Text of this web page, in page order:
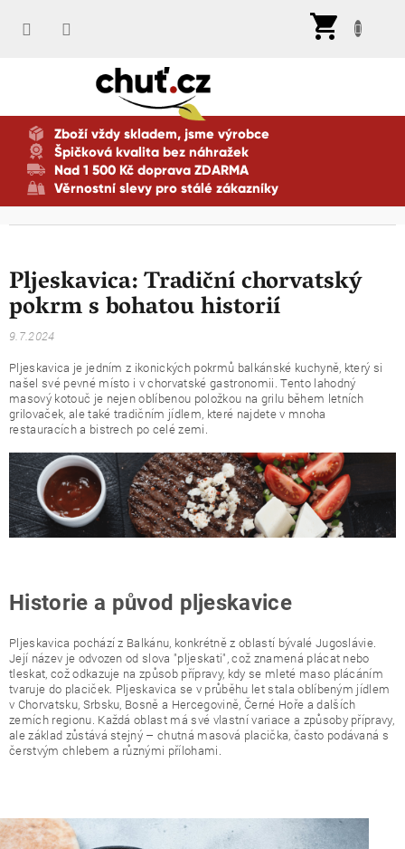
Zboží vždy skladem, jsme výrobce
Špičková kvalita bez náhražek
Nad 1 500 Kč doprava ZDARMA
Věrnostní slevy pro stálé zákazníky
Pljeskavica: Tradiční chorvatský
pokrm s bohatou historií
9.7.2024
Pljeskavica je jedním z ikonických pokrmů balkánské kuchyně, který si
našel své pevné místo i v chorvatské gastronomii. Tento lahodný
masový kotouč je nejen oblíbenou položkou na grilu během letních
grilovaček, ale také tradičním jídlem, které najdete v mnoha
restauracích a bistrech po celé zemi.
Historie a původ pljeskavice
Pljeskavica pochází z Balkánu, konkrétně z oblastí bývalé Jugoslávie.
Její název je odvozen od slova "pljeskati", což znamená plácat nebo
tleskat, což odkazuje na způsob přípravy, kdy se mleté maso plácáním
tvaruje do placiček. Pljeskavica se v průběhu let stala oblíbeným jídlem
v Chorvatsku, Srbsku, Bosně a Hercegovině, Černé Hoře a dalších
zemích regionu. Každá oblast má své vlastní variace a způsoby přípravy,
ale základ zůstává stejný – chutná masová placička, často podávaná s
čerstvým chlebem a různými přílohami.